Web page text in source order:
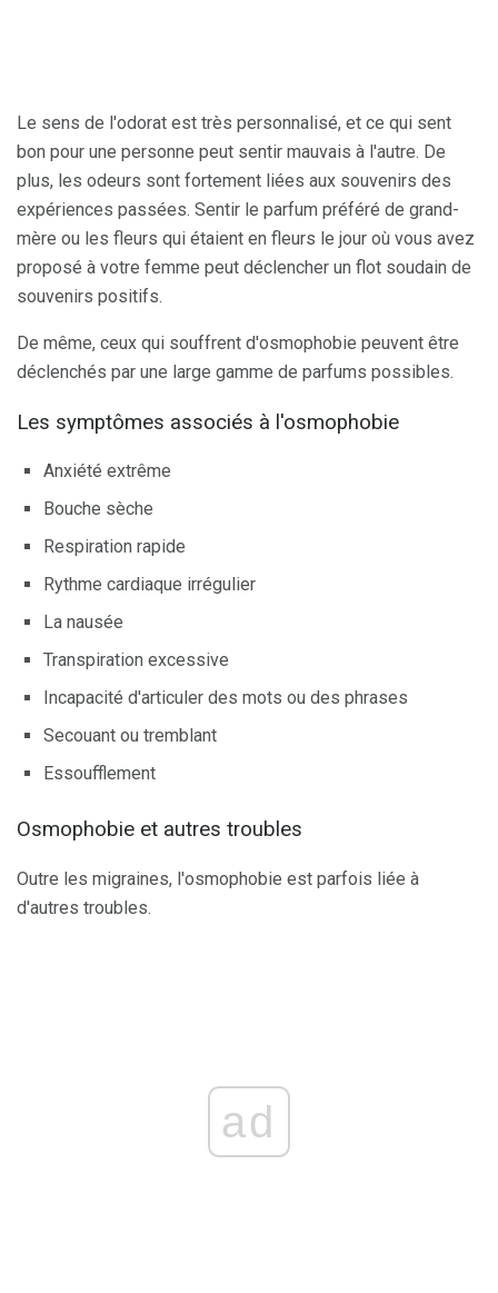
Le sens de l'odorat est très personnalisé, et ce qui sent
bon pour une personne peut sentir mauvais à l'autre. De
plus, les odeurs sont fortement liées aux souvenirs des
expériences passées. Sentir le parfum préféré de grand-
mère ou les fleurs qui étaient en fleurs le jour où vous avez
proposé à votre femme peut déclencher un flot soudain de
souvenirs positifs.
De même, ceux qui souffrent d'osmophobie peuvent être
déclenchés par une large gamme de parfums possibles.
Les symptômes associés à l'osmophobie
Anxiété extrême
Bouche sèche
Respiration rapide
Rythme cardiaque irrégulier
La nausée
Transpiration excessive
Incapacité d'articuler des mots ou des phrases
Secouant ou tremblant
Essoufflement
Osmophobie et autres troubles
Outre les migraines, l'osmophobie est parfois liée à
d'autres troubles.
ad